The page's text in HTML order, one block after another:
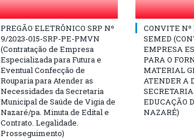
PREGÃO ELETRÔNICO SRP Nº
9/2023-015-SRP-PE-PMVN
(Contratação de Empresa
Especializada para Futura e
Eventual Confecção de
Rouparia para Atender as
Necessidades da Secretaria
Municipal de Saúde de Vigia de
Nazaré/pa. Minuta de Edital e
Contrato. Legalidade.
Prosseguimento)
CONVITE Nº
SEMED
EMPRESA
PARA O
MATERIAL
ATENDER A
EDUCAÇÃO
NAZARÉ)